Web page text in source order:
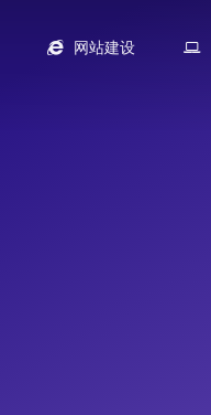
网站建设